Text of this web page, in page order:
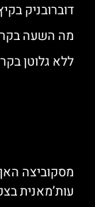
דוברובניק
מה השעה
ללא גלוטן
עות’מאנית